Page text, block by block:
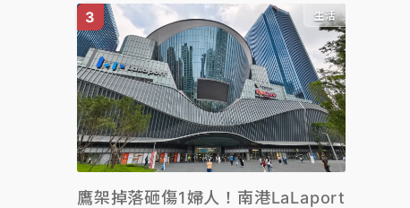
生活
鷹架掉落砸傷1婦人！南港LaLaport